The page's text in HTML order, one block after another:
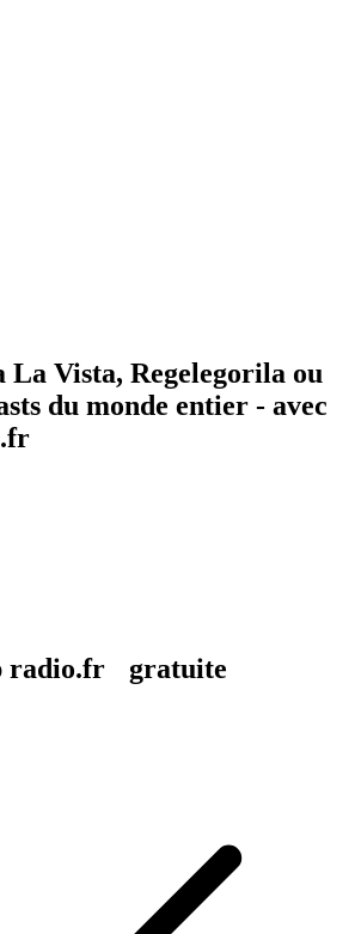
La Vista, Regelegorila ou
du monde entier - avec
radio.fr gratuite